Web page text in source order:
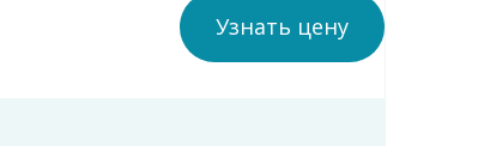
Узнать цену